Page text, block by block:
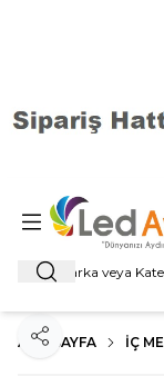
Ara
ANA SAYFA İÇ
Paylaş